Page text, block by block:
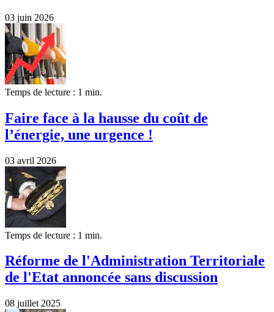
03 juin 2026
Temps de lecture : 1 min.
Faire face à la hausse du coût de
l’énergie, une urgence !
03 avril 2026
Temps de lecture : 1 min.
Réforme de l'Administration Territoriale
de l'Etat annoncée sans discussion
08 juillet 2025